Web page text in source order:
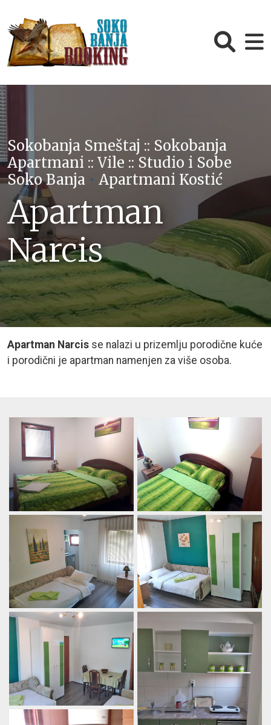
Sokobanja Smeštaj :: Sokobanja
Apartmani :: Vile :: Studio i Sobe
Soko Banja • Apartmani Kostić
Apartman
Narcis
Apartman Narcis se nalazi u prizemlju porodične kuće
i porodični je apartman namenjen za više osoba.